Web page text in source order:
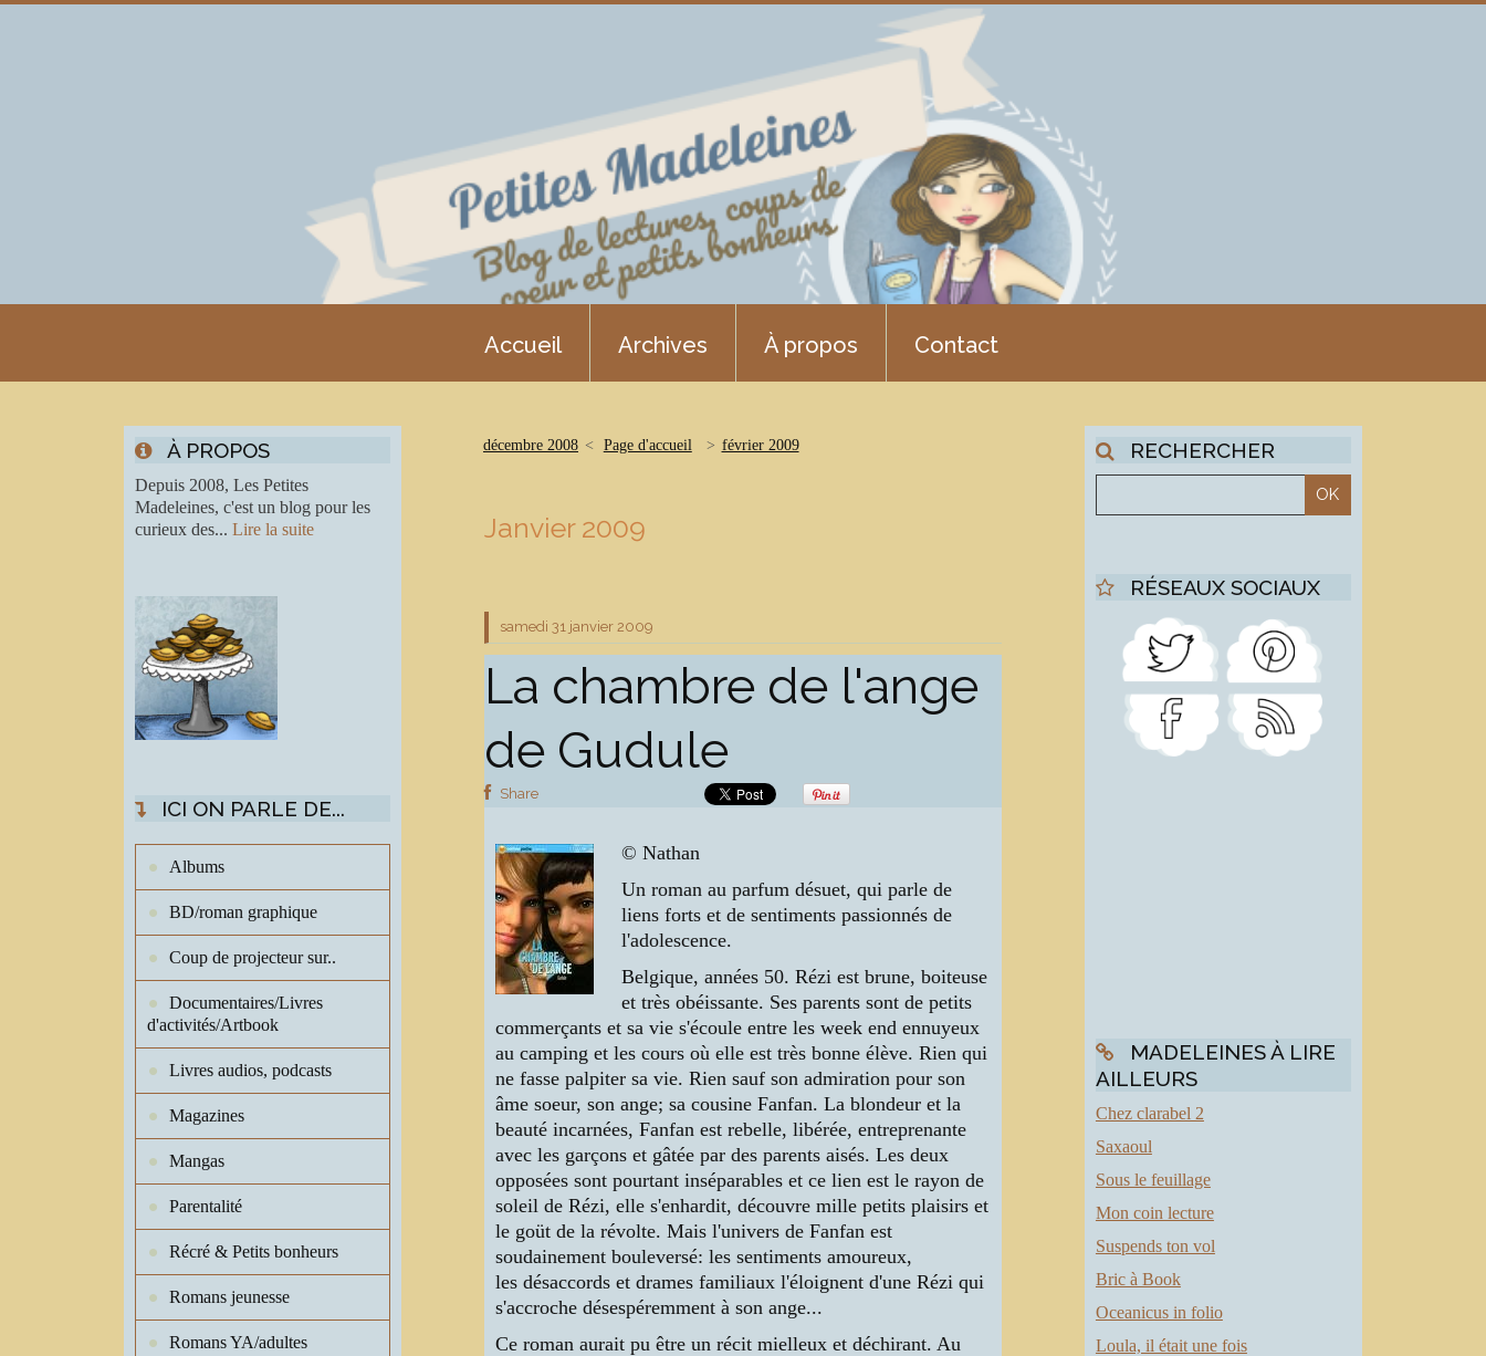
Accueil Archives À propos Contact
À PROPOS
Depuis 2008, Les Petites
Madeleines, c'est un blog pour les
curieux des... Lire la suite
ICI ON PARLE DE...
Albums
BD/roman graphique
Coup de projecteur sur..
Documentaires/Livres
d'activités/Artbook
Livres audios, podcasts
Magazines
Mangas
Parentalité
Récré & Petits bonheurs
Romans jeunesse
Romans YA/adultes
décembre 2008 Page d'accueil février 2009
Janvier 2009
samedi 31 janvier 2009
La chambre de l'ange
de Gudule
Share
© Nathan
Un roman au parfum désuet, qui parle de
liens forts et de sentiments passionnés de
l'adolescence.
Belgique, années 50. Rézi est brune, boiteuse
et très obéissante. Ses parents sont de petits
commerçants et sa vie s'écoule entre les week end ennuyeux
au camping et les cours où elle est très bonne élève. Rien qui
ne fasse palpiter sa vie. Rien sauf son admiration pour son
âme soeur, son ange; sa cousine Fanfan. La blondeur et la
beauté incarnées, Fanfan est rebelle, libérée, entreprenante
avec les garçons et gâtée par des parents aisés. Les deux
opposées sont pourtant inséparables et ce lien est le rayon de
soleil de Rézi, elle s'enhardit, découvre mille petits plaisirs et
le goüt de la révolte. Mais l'univers de Fanfan est
soudainement bouleversé: les sentiments amoureux,
les désaccords et drames familiaux l'éloignent d'une Rézi qui
s'accroche désespéremment à son ange...
Ce roman aurait pu être un récit mielleux et déchirant. Au
RECHERCHER
RÉSEAUX SOCIAUX
MADELEINES À LIRE
AILLEURS
Chez clarabel 2
Saxaoul
Sous le feuillage
Mon coin lecture
Suspends ton vol
Bric à Book
Oceanicus in folio
Loula, il était une fois